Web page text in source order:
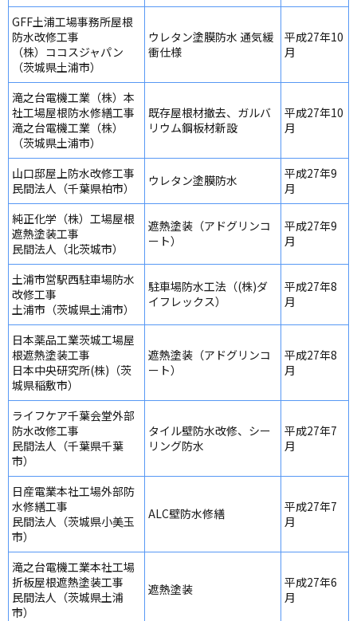
GFF土浦工場事務所屋根
防水改修工事
（株）ココスジャパン
（茨城県土浦市）
ウレタン塗膜防水 通気緩
衝仕様
平成27年10
月
滝之台電機工業（株）本
社工場屋根防水修繕工事
滝之台電機工業（株）
（茨城県土浦市）
既存屋根材撤去、ガルバ
リウム鋼板材新設
平成27年10
月
山口邸屋上防水改修工事
民間法人（千葉県柏市）
ウレタン塗膜防水
平成27年9
月
純正化学（株）工場屋根
遮熱塗装工事
民間法人（北茨城市）
遮熱塗装（アドグリンコ
ート）
平成27年9
月
土浦市営駅西駐車場防水
改修工事
土浦市（茨城県土浦市）
駐車場防水工法（(株)ダ
イフレックス）
平成27年8
月
日本薬品工業茨城工場屋
根遮熱塗装工事
日本中央研究所(株)（茨
城県稲敷市）
遮熱塗装（アドグリンコ
ート）
平成27年8
月
ライフケア千葉会堂外部
防水改修工事
民間法人（千葉県千葉
市）
タイル壁防水改修、シー
リング防水
平成27年7
月
日産電業本社工場外部防
水修繕工事
民間法人（茨城県小美玉
市）
ALC壁防水修繕
平成27年7
月
滝之台電機工業本社工場
折板屋根遮熱塗装工事
民間法人（茨城県土浦
市）
遮熱塗装
平成27年6
月